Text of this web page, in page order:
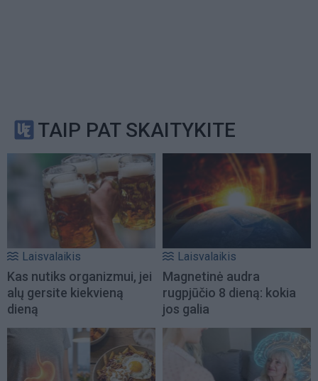
TAIP PAT SKAITYKITE
Laisvalaikis
Kas nutiks organizmui, jei
alų gersite kiekvieną
dieną
Laisvalaikis
Magnetinė audra
rugpjūčio 8 dieną: kokia
jos galia